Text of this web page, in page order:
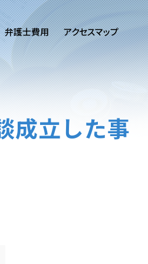
弁護士費用 アクセスマップ
成立した事